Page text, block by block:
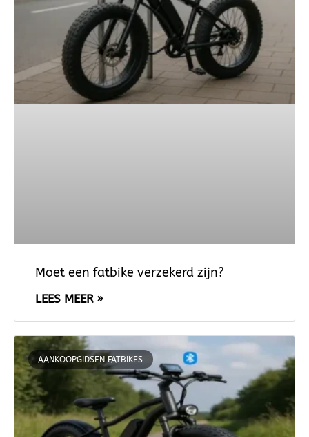
Moet een fatbike verzekerd zijn?
LEES MEER »
AANKOOPGIDSEN FATBIKES